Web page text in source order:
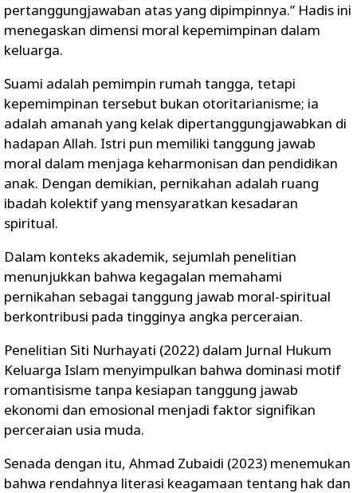
pertanggungjawaban atas yang dipimpinnya.” Hadis ini
menegaskan dimensi moral kepemimpinan dalam
keluarga.
Suami adalah pemimpin rumah tangga, tetapi
kepemimpinan tersebut bukan otoritarianisme; ia
adalah amanah yang kelak dipertanggungjawabkan di
hadapan Allah. Istri pun memiliki tanggung jawab
moral dalam menjaga keharmonisan dan pendidikan
anak. Dengan demikian, pernikahan adalah ruang
ibadah kolektif yang mensyaratkan kesadaran
spiritual.
Dalam konteks akademik, sejumlah penelitian
menunjukkan bahwa kegagalan memahami
pernikahan sebagai tanggung jawab moral-spiritual
berkontribusi pada tingginya angka perceraian.
Penelitian Siti Nurhayati (2022) dalam Jurnal Hukum
Keluarga Islam menyimpulkan bahwa dominasi motif
romantisisme tanpa kesiapan tanggung jawab
ekonomi dan emosional menjadi faktor signifikan
perceraian usia muda.
Senada dengan itu, Ahmad Zubaidi (2023) menemukan
bahwa rendahnya literasi keagamaan tentang hak dan